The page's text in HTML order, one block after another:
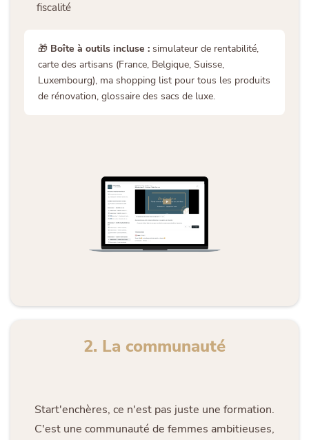
fiscalité
🎁 Boîte à outils incluse : simulateur de rentabilité,
carte des artisans (France, Belgique, Suisse,
Luxembourg), ma shopping list pour tous les produits
de rénovation, glossaire des sacs de luxe.
2. La communauté
Start'enchères, ce n'est pas juste une formation.
C'est une communauté de femmes ambitieuses,